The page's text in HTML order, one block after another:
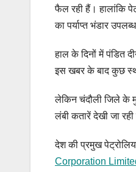
फैल रही हैं। हालांकि
का पर्याप्त भंडार
हाल के दिनों में पंडित
इस खबर के बाद कुछ
लेकिन चंदौली जिले के
लंबी कतारें देखी जा
देश की प्रमुख
Corporation